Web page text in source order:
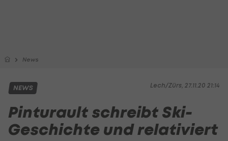
News
Lech/Zürs, 27.11.20 21:14
NEWS
Pinturault schreibt Ski-
Geschichte und relativiert